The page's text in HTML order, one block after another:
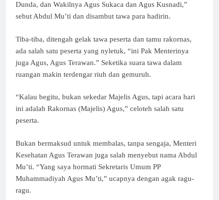
Dunda, dan Wakilnya Agus Sukaca dan Agus Kusnadi,”
sebut Abdul Mu’ti dan disambut tawa para hadirin.
Tiba-tiba, ditengah gelak tawa peserta dan tamu rakornas,
ada salah satu peserta yang nyletuk, “ini Pak Menterinya
juga Agus, Agus Terawan.” Seketika suara tawa dalam
ruangan makin terdengar riuh dan gemuruh.
“Kalau begitu, bukan sekedar Majelis Agus, tapi acara hari
ini adalah Rakornas (Majelis) Agus,” celoteh salah satu
peserta.
Bukan bermaksud untuk membalas, tanpa sengaja, Menteri
Kesehatan Agus Terawan juga salah menyebut nama Abdul
Mu’ti. “Yang saya hormati Sekretaris Umum PP
Muhammadiyah Agus Mu’ti,” ucapnya dengan agak ragu-
ragu.